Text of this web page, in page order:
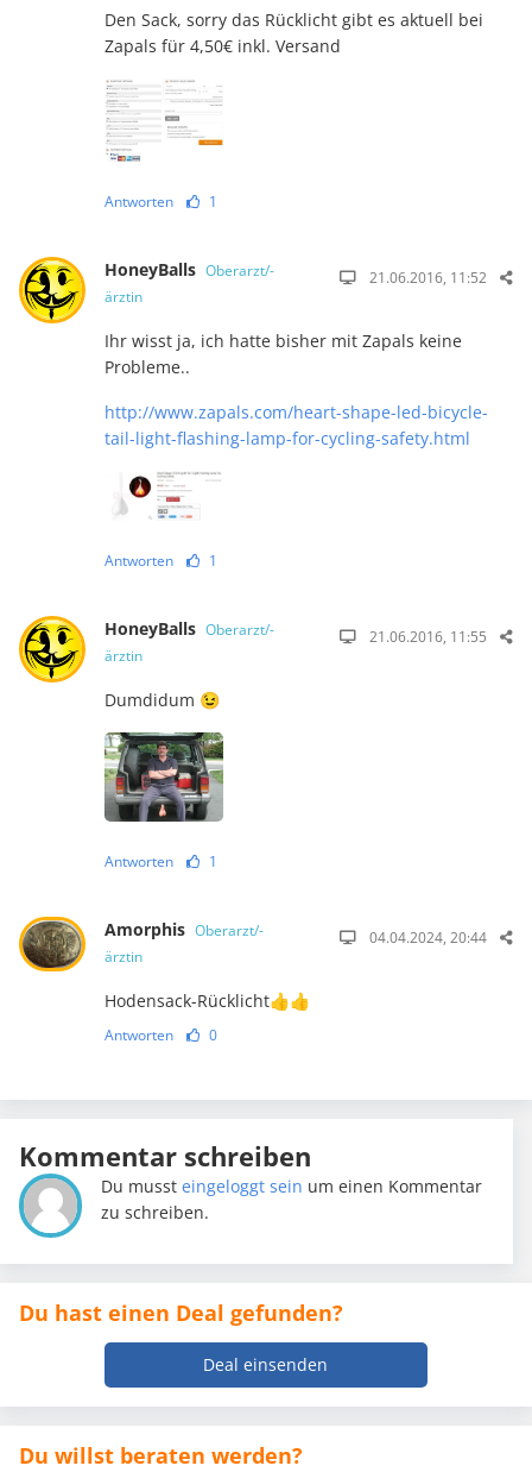
Den Sack, sorry das Rücklicht gibt es aktuell bei
Zapals für 4,50€ inkl. Versand
Antworten 1
HoneyBalls Oberarzt/-
ärztin
21.06.2016, 11:52
Ihr wisst ja, ich hatte bisher mit Zapals keine
Probleme..
http://www.zapals.com/heart-shape-led-bicycle-
tail-light-flashing-lamp-for-cycling-safety.html
Antworten 1
HoneyBalls Oberarzt/-
ärztin
21.06.2016, 11:55
Dumdidum 😉
Antworten 1
Amorphis Oberarzt/-
ärztin
04.04.2024, 20:44
Hodensack-Rücklicht👍👍
Antworten 0
Kommentar schreiben
Du mussteingeloggt sein um einen Kommentar
zu schreiben.
Du hast einen Deal gefunden?
Deal einsenden
Du willst beraten werden?